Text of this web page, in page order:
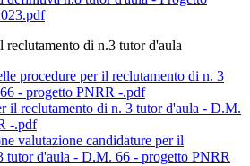
reclutamento di n.3 tutor d'aula
procedure per il reclutamento di n. 3
- progetto PNRR -.pdf
il reclutamento di n. 3 tutor d'aula - D.M.
-.pdf
valutazione candidature per il
tutor d'aula - D.M. 66 - progetto PNRR